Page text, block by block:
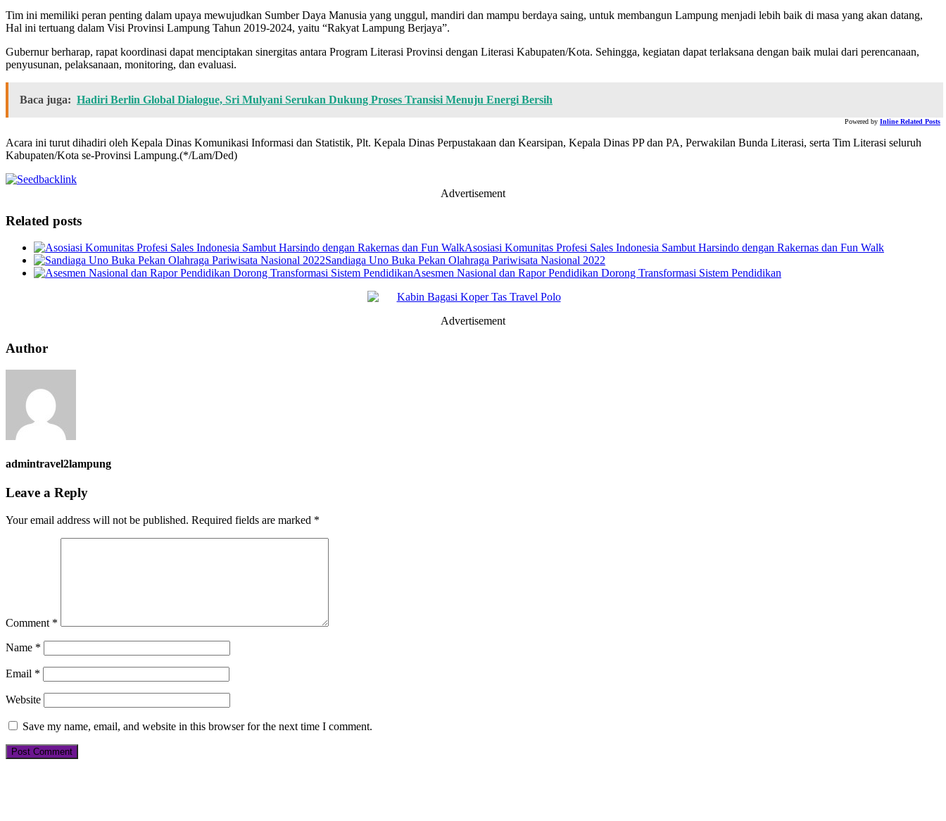
Tim ini memiliki peran penting dalam upaya mewujudkan Sumber Daya Manusia yang unggul, mandiri dan mampu berdaya saing, untuk membangun Lampung menjadi lebih baik di masa yang akan datang,
Hal ini tertuang dalam Visi Provinsi Lampung Tahun 2019-2024, yaitu “Rakyat Lampung Berjaya”.
Gubernur berharap, rapat koordinasi dapat menciptakan sinergitas antara Program Literasi Provinsi dengan Literasi Kabupaten/Kota. Sehingga, kegiatan dapat terlaksana dengan baik mulai dari perencanaan,
penyusunan, pelaksanaan, monitoring, dan evaluasi.
Baca juga: Hadiri Berlin Global Dialogue, Sri Mulyani Serukan Dukung Proses Transisi Menuju Energi Bersih
Powered by Inline Related Posts
Acara ini turut dihadiri oleh Kepala Dinas Komunikasi Informasi dan Statistik, Plt. Kepala Dinas Perpustakaan dan Kearsipan, Kepala Dinas PP dan PA, Perwakilan Bunda Literasi, serta Tim Literasi seluruh
Kabupaten/Kota se-Provinsi Lampung.(*/Lam/Ded)
Advertisement
Related posts
Asosiasi Komunitas Profesi Sales Indonesia Sambut Harsindo dengan Rakernas dan Fun Walk
Sandiaga Uno Buka Pekan Olahraga Pariwisata Nasional 2022
Asesmen Nasional dan Rapor Pendidikan Dorong Transformasi Sistem Pendidikan
Advertisement
Author
admintravel2lampung
Leave a Reply
Your email address will not be published. Required fields are marked *
Comment *
Name *
Email *
Website
Save my name, email, and website in this browser for the next time I comment.